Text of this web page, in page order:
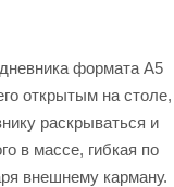
формата А5
открытым на столе,
раскрываться и
в массе, гибкая по
внешнему карману.